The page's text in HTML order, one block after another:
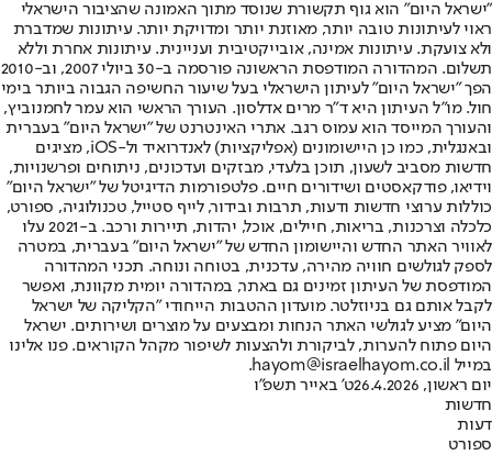
"ישראל היום" הוא גוף תקשורת שנוסד מתוך האמונה שהציבור הישראלי
ראוי לעיתונות טובה יותר, מאוזנת יותר ומדויקת יותר. עיתונות שמדברת
ולא צועקת. עיתונות אמינה, אובייקטיבית ועניינית. עיתונות אחרת וללא
תשלום. המהדורה המודפסת הראשונה פורסמה ב-30 ביולי 2007, וב-2010
הפך "ישראל היום" לעיתון הישראלי בעל שיעור החשיפה הגבוה ביותר בימי
חול. מו"ל העיתון היא ד"ר מרים אדלסון. העורך הראשי הוא עמר לחמנוביץ,
והעורך המייסד הוא עמוס רגב. אתרי האינטרנט של "ישראל היום" בעברית
ובאנגלית, כמו כן היישומונים (אפליקציות) לאנדרואיד ול-iOS, מציגים
חדשות מסביב לשעון, תוכן בלעדי, מבזקים ועדכונים, ניתוחים ופרשנויות,
וידיאו, פודקאסטים ושידורים חיים. פלטפורמות הדיגיטל של "ישראל היום"
כוללות ערוצי חדשות ודעות, תרבות ובידור, לייף סטייל, טכנולוגיה, ספורט,
כלכלה וצרכנות, בריאות, חיילים, אוכל, יהדות, תיירות ורכב. ב-2021 עלו
לאוויר האתר החדש והיישומון החדש של "ישראל היום" בעברית, במטרה
לספק לגולשים חוויה מהירה, עדכנית, בטוחה ונוחה. תכני המהדורה
המודפסת של העיתון זמינים גם באתר, במהדורה יומית מקוונת, ואפשר
לקבל אותם גם בניוזלטר. מועדון ההטבות הייחודי "הקליקה של ישראל
היום" מציע לגולשי האתר הנחות ומבצעים על מוצרים ושירותים. ישראל
היום פתוח להערות, לביקורת ולהצעות לשיפור מקהל הקוראים. פנו אלינו
במייל hayom@israelhayom.co.il.
יום ראשון, 26.4.2026
ט' באייר תשפ"ו
חדשות
דעות
ספורט